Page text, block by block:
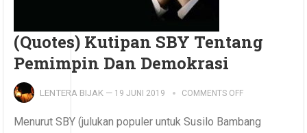
(Quotes) Kutipan SBY Tentang
Pemimpin Dan Demokrasi
LENTERA BIJAK — 19 JUNI 2019 COMMENTS OFF
Menurut SBY (julukan populer untuk Susilo Bambang